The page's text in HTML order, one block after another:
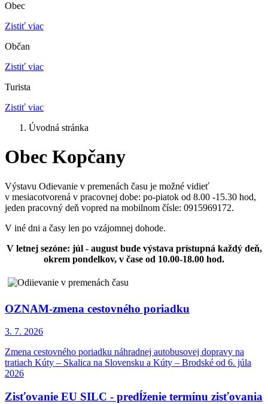
Obec
Zistiť viac
Občan
Zistiť viac
Turista
Zistiť viac
Úvodná stránka
Obec Kopčany
Výstavu Odievanie v premenách času je možné vidieť
v mesiacotvorená v pracovnej dobe: po-piatok od 8.00 -15.30 hod,
jeden pracovný deň vopred na mobilnom čísle: 0915969172.
V iné dni a časy len po vzájomnej dohode.
V letnej sezóne: júl - august bude výstava prístupná každý deň,
okrem pondelkov, v čase od 10.00-18.00 hod.
OZNAM-zmena cestovného poriadku
3. 7. 2026
Zmena cestovného poriadku náhradnej autobusovej dopravy na
tratiach Kúty – Skalica na Slovensku a Kúty – Brodské od 6. júla
2026
Zisťovanie EU SILC - predĺženie termínu zisťovania